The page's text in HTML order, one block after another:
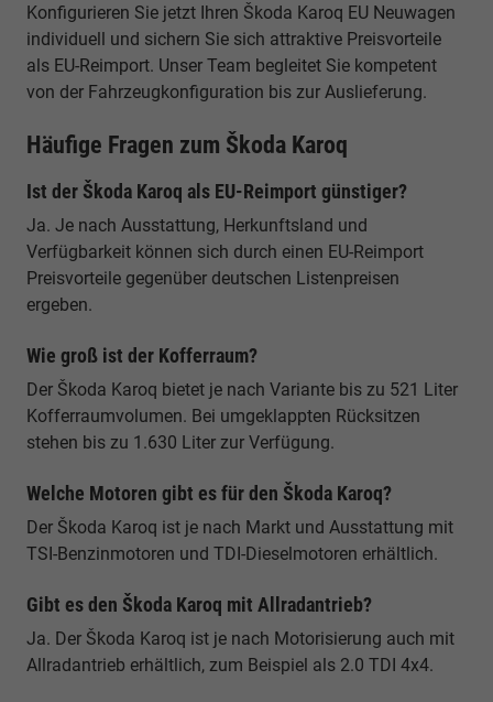
Konfigurieren Sie jetzt Ihren Škoda Karoq EU Neuwagen
individuell und sichern Sie sich attraktive Preisvorteile
als EU-Reimport. Unser Team begleitet Sie kompetent
von der Fahrzeugkonfiguration bis zur Auslieferung.
Häufige Fragen zum Škoda Karoq
Ist der Škoda Karoq als EU-Reimport günstiger?
Ja. Je nach Ausstattung, Herkunftsland und
Verfügbarkeit können sich durch einen EU-Reimport
Preisvorteile gegenüber deutschen Listenpreisen
ergeben.
Wie groß ist der Kofferraum?
Der Škoda Karoq bietet je nach Variante bis zu 521 Liter
Kofferraumvolumen. Bei umgeklappten Rücksitzen
stehen bis zu 1.630 Liter zur Verfügung.
Welche Motoren gibt es für den Škoda Karoq?
Der Škoda Karoq ist je nach Markt und Ausstattung mit
TSI-Benzinmotoren und TDI-Dieselmotoren erhältlich.
Gibt es den Škoda Karoq mit Allradantrieb?
Ja. Der Škoda Karoq ist je nach Motorisierung auch mit
Allradantrieb erhältlich, zum Beispiel als 2.0 TDI 4x4.